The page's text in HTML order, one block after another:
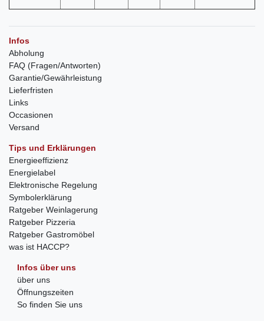
Infos
Abholung
FAQ (Fragen/Antworten)
Garantie/Gewährleistung
Lieferfristen
Links
Occasionen
Versand
Tips und Erklärungen
Energieeffizienz
Energielabel
Elektronische Regelung
Symbolerklärung
Ratgeber Weinlagerung
Ratgeber Pizzeria
Ratgeber Gastromöbel
was ist HACCP?
Infos über uns
über uns
Öffnungszeiten
So finden Sie uns